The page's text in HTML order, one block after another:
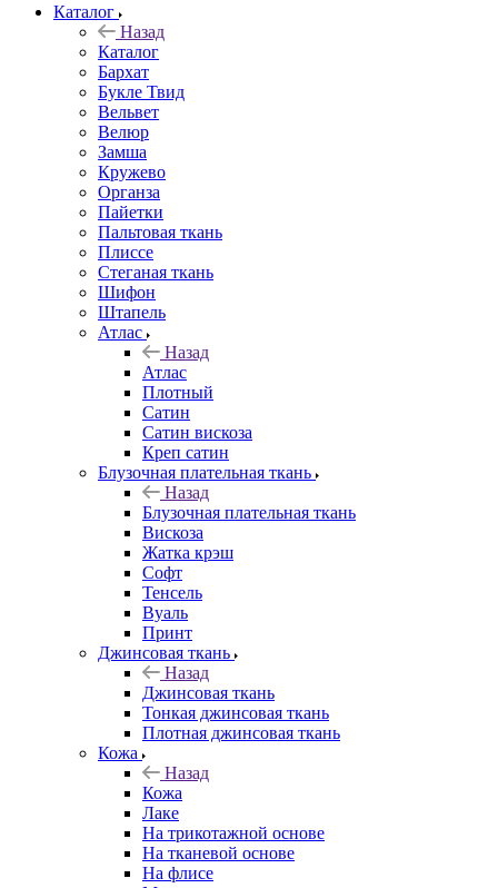
Каталог
Назад
Каталог
Бархат
Букле Твид
Вельвет
Велюр
Замша
Кружево
Органза
Пайетки
Пальтовая ткань
Плиссе
Стеганая ткань
Шифон
Штапель
Атлас
Назад
Атлас
Плотный
Сатин
Сатин вискоза
Креп сатин
Блузочная плательная ткань
Назад
Блузочная плательная ткань
Вискоза
Жатка крэш
Софт
Тенсель
Вуаль
Принт
Джинсовая ткань
Назад
Джинсовая ткань
Тонкая джинсовая ткань
Плотная джинсовая ткань
Кожа
Назад
Кожа
Лаке
На трикотажной основе
На тканевой основе
На флисе